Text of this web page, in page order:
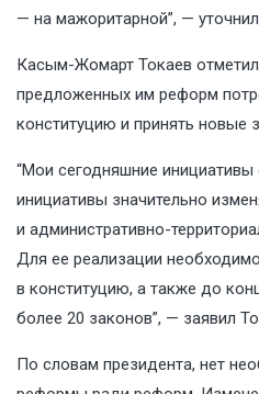
— на мажоритарной”, —
Касым-Жомарт Токаев
предложенных им реформ
конституцию и принять новые
“Мои сегодняшние
инициативы значительно
и административно-
Для ее реализации
в конституцию, а также до
более 20 законов”, — заявил
По словам президента, нет